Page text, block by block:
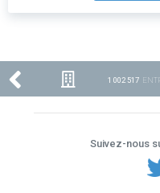
1 002 517
Suivez-nous